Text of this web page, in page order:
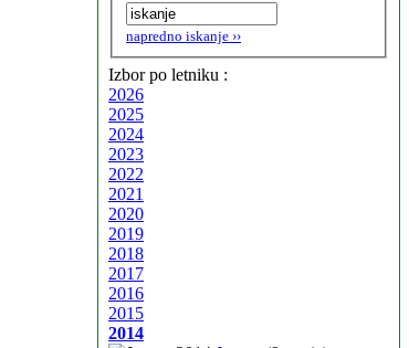
napredno iskanje ››
Izbor po letniku :
2026
2025
2024
2023
2022
2021
2020
2019
2018
2017
2016
2015
2014